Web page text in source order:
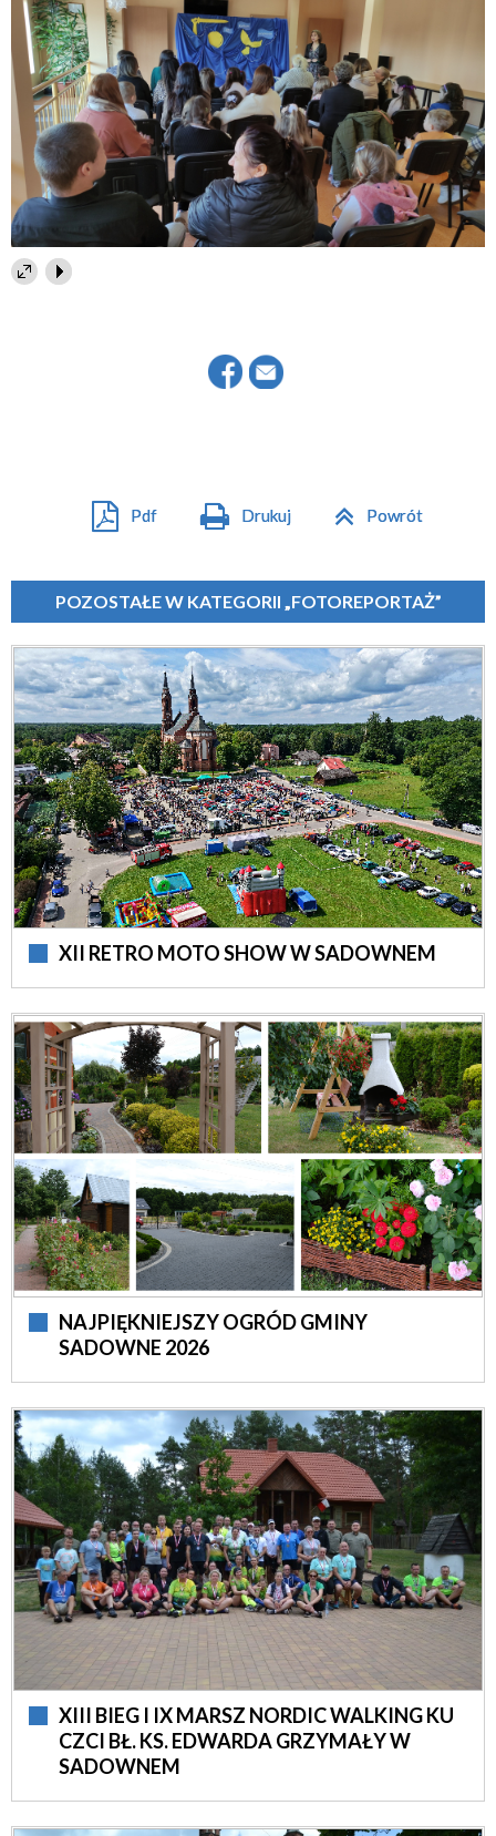
Pdf Drukuj Powrót
POZOSTAŁE W KATEGORII „FOTOREPORTAŻ”
XII RETRO MOTO SHOW W SADOWNEM
NAJPIĘKNIEJSZY OGRÓD GMINY
SADOWNE 2026
XIII BIEG I IX MARSZ NORDIC WALKING KU
CZCI BŁ. KS. EDWARDA GRZYMAŁY W
SADOWNEM